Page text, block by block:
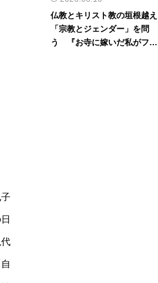
仏教とキリスト教の垣根越え
「宗教とジェンダー」を問
う 『お寺に嫁いだ私がフェ